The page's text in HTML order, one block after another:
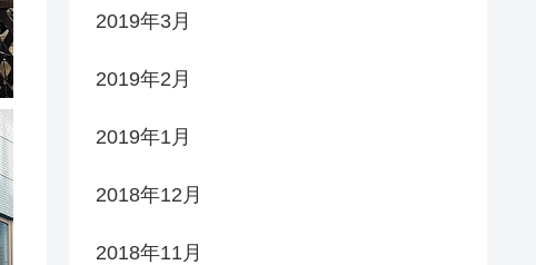
2019年3月
2019年2月
2019年1月
2018年12月
2018年11月